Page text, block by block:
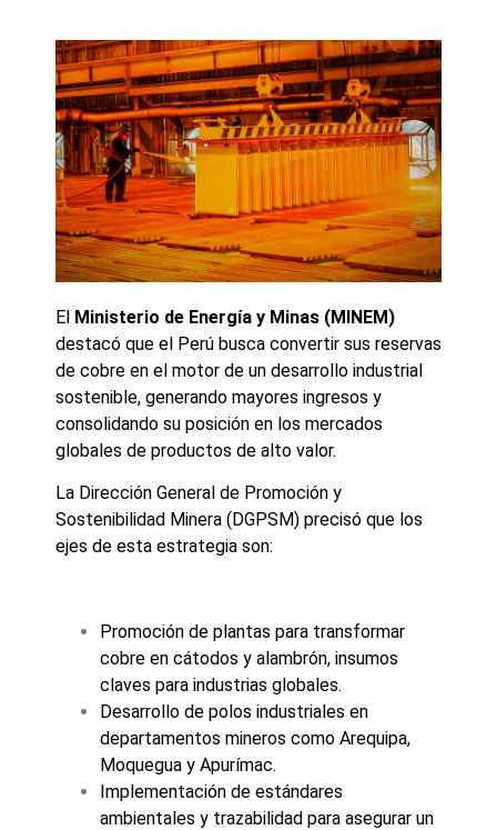
El Ministerio de Energía y Minas (MINEM)
destacó que el Perú busca convertir sus reservas
de cobre en el motor de un desarrollo industrial
sostenible, generando mayores ingresos y
consolidando su posición en los mercados
globales de productos de alto valor.
La Dirección General de Promoción y
Sostenibilidad Minera (DGPSM) precisó que los
ejes de esta estrategia son:
Promoción de plantas para transformar
cobre en cátodos y alambrón, insumos
claves para industrias globales.
Desarrollo de polos industriales en
departamentos mineros como Arequipa,
Moquegua y Apurímac.
Implementación de estándares
ambientales y trazabilidad para asegurar un